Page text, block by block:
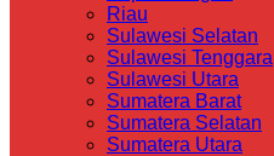
Riau
Sulawesi Selatan
Sulawesi Tenggara
Sulawesi Utara
Sumatera Barat
Sumatera Selatan
Sumatera Utara